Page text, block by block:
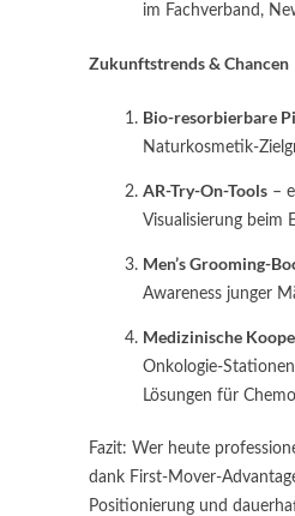
im Fachverband,
Zukunftstrends & Chancen
Bio-resorbierbare
Naturkosmetik-
AR-Try-On-Tools –
Visualisierung beim
Men’s Grooming-
Awareness junger
Medizinische
Onkologie-
Lösungen für
Fazit: Wer heute
dank First-Mover-
Positionierung und